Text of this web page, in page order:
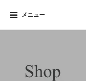
メニュー